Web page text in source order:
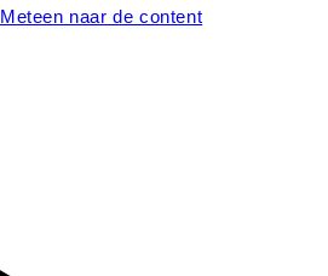
Meteen naar de content